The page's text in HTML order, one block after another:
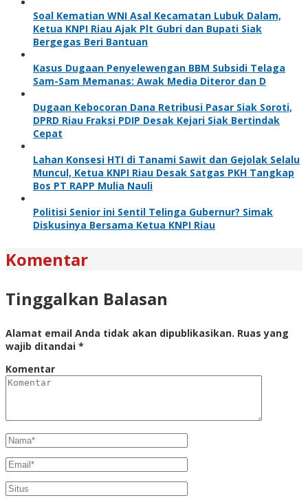
Soal Kematian WNI Asal Kecamatan Lubuk Dalam,
Ketua KNPI Riau Ajak Plt Gubri dan Bupati Siak
Bergegas Beri Bantuan
Kasus Dugaan Penyelewengan BBM Subsidi Telaga
Sam-Sam Memanas: Awak Media Diteror dan D
Dugaan Kebocoran Dana Retribusi Pasar Siak Soroti,
DPRD Riau Fraksi PDIP Desak Kejari Siak Bertindak
Cepat
Lahan Konsesi HTI di Tanami Sawit dan Gejolak Selalu
Muncul, Ketua KNPI Riau Desak Satgas PKH Tangkap
Bos PT RAPP Mulia Nauli
Politisi Senior ini Sentil Telinga Gubernur? Simak
Diskusinya Bersama Ketua KNPI Riau
Komentar
Tinggalkan Balasan
Alamat email Anda tidak akan dipublikasikan. Ruas yang
wajib ditandai *
Komentar